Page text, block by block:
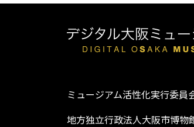
ミュージアム活性化実行委員
地方独立行政法人大阪市博物